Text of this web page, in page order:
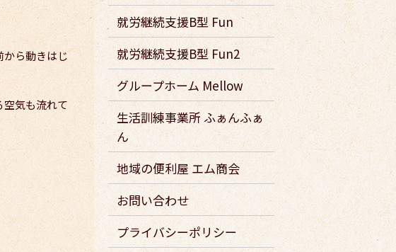
ら動きはじ
空気も流れて
就労継続支援B型 Fun
就労継続支援B型 Fun2
グループホーム Mellow
生活訓練事業所 ふぁんふぁ
ん
地域の便利屋 エム商会
お問い合わせ
プライバシーポリシー